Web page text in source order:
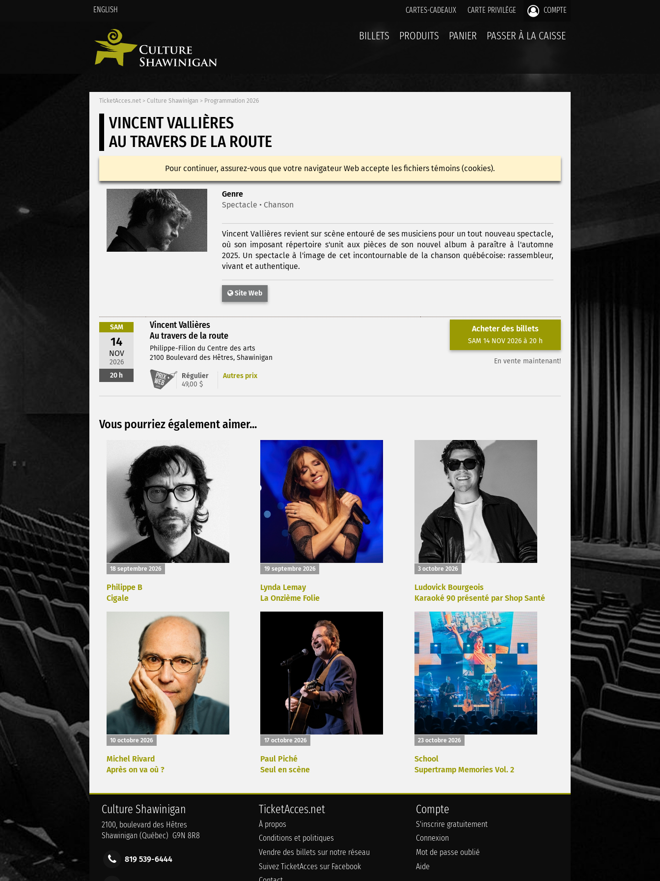
ENGLISH CARTES-CADEAUX CARTE PRIVILÈGE COMPTE
BILLETS PRODUITS PANIER PASSER À LA CAISSE
TicketAcces.net > Culture Shawinigan > Programmation 2026
VINCENT VALLIÈRES
AU TRAVERS DE LA ROUTE
Pour continuer, assurez-vous que votre navigateur Web accepte les fichiers témoins (cookies).
Genre
Spectacle • Chanson
Vincent Vallières revient sur scène entouré de ses musiciens pour un tout nouveau spectacle,
où son imposant répertoire s'unit aux pièces de son nouvel album à paraître à l'automne
2025. Un spectacle à l'image de cet incontournable de la chanson québécoise: rassembleur,
vivant et authentique.
Site Web
SAM
14
NOV
2026
20 h
Vincent Vallières
Au travers de la route
Philippe-Filion du Centre des arts
2100 Boulevard des Hêtres, Shawinigan
Régulier
49,00 $
Autres prix
Acheter des billets
SAM 14 NOV 2026 à 20 h
En vente maintenant!
Vous pourriez également aimer...
18 septembre 2026
Philippe B
Cigale
19 septembre 2026
Lynda Lemay
La Onzième Folie
3 octobre 2026
Ludovick Bourgeois
Karaoké 90 présenté par Shop Santé
10 octobre 2026
Michel Rivard
Après on va où ?
17 octobre 2026
Paul Piché
Seul en scène
23 octobre 2026
School
Supertramp Memories Vol. 2
Culture Shawinigan
2100, boulevard des Hêtres
Shawinigan (Québec) G9N 8R8
819 539-6444
TicketAcces.net
À propos
Conditions et politiques
Vendre des billets sur notre réseau
Suivez TicketAcces sur Facebook
Compte
S'inscrire gratuitement
Connexion
Mot de passe oublié
Aide